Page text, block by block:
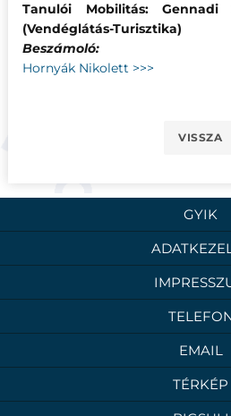
Tanulói Mobilitás: Gennadi
(Vendéglátás-Turisztika)
Beszámoló:
Hornyák Nikolett >>>
VISSZA
GYIK
EMAIL
TÉRKÉP